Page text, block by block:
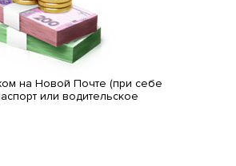
на Новой Почте (при себе
или водительское